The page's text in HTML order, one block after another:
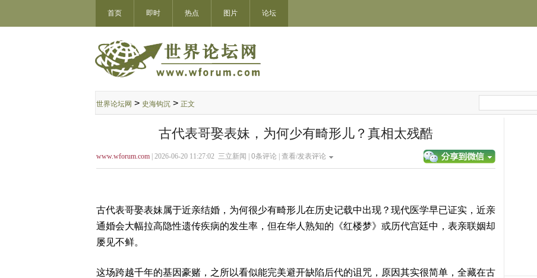
首页 即时 热点 图片 论坛
世界论坛网 > 史海钩沉 > 正文
古代表哥娶表妹，为何少有畸形儿？真相太残酷
www.wforum.com | 2026-06-20 11:27:02 三立新闻 | 0条评论 | 查看/发表评论
古代表哥娶表妹属于近亲结婚，为何很少有畸形儿在历史记载中出现？现代医学早已证实，近亲
通婚会大幅拉高隐性遗传疾病的发生率，但在华人熟知的《红楼梦》或历代宫廷中，表亲联姻却
屡见不鲜。
这场跨越千年的基因豪赌，之所以看似能完美避开缺陷后代的诅咒，原因其实很简单，全藏在古